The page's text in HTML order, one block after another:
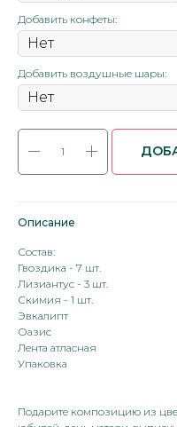
Добавить конфеты:
Добавить воздушные шары:
Описание
Состав:
Гвоздика - 7 шт.
Лизиантус - 3 шт.
Скимия - 1 шт.
Эвкалипт
Оазис
Лента атласная
Упаковка
Подарите композицию из